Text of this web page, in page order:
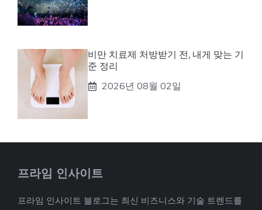
비만 치료제 처방받기 전, 내게 맞는 기
준 정리
2026년 08월 02일
프라임 인사이트
프라임 인사이트 블로그는 최신 비즈니스와 기술 트렌드를